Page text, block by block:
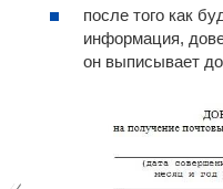
после того как
информация,
он выписывает